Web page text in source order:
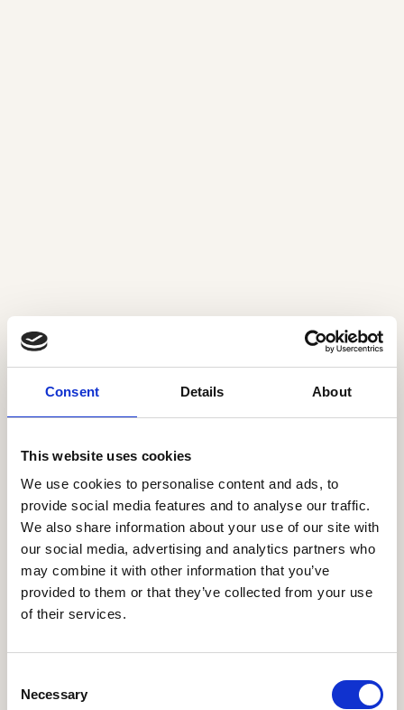
Consent Details About
This website uses cookies
We use cookies to personalise content and ads, to
provide social media features and to analyse our traffic.
We also share information about your use of our site with
our social media, advertising and analytics partners who
may combine it with other information that you’ve
provided to them or that they’ve collected from your use
of their services.
Necessary